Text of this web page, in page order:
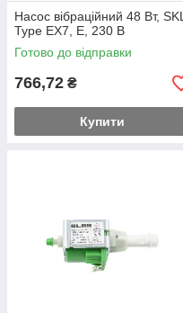
Насос вібраційний 48 Вт, SKL
Type EX7, E, 230 В
Готово до відправки
766,72 ₴
Купити